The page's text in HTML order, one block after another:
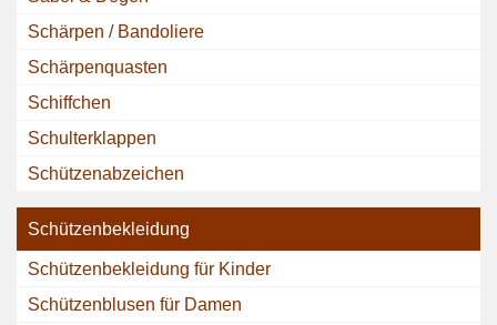
Schärpen / Bandoliere
Schärpenquasten
Schiffchen
Schulterklappen
Schützenabzeichen
Schützenbekleidung
Schützenbekleidung für Kinder
Schützenblusen für Damen